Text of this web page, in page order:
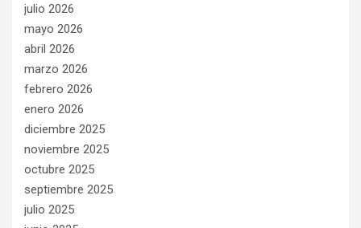
julio 2026
mayo 2026
abril 2026
marzo 2026
febrero 2026
enero 2026
diciembre 2025
noviembre 2025
octubre 2025
septiembre 2025
julio 2025